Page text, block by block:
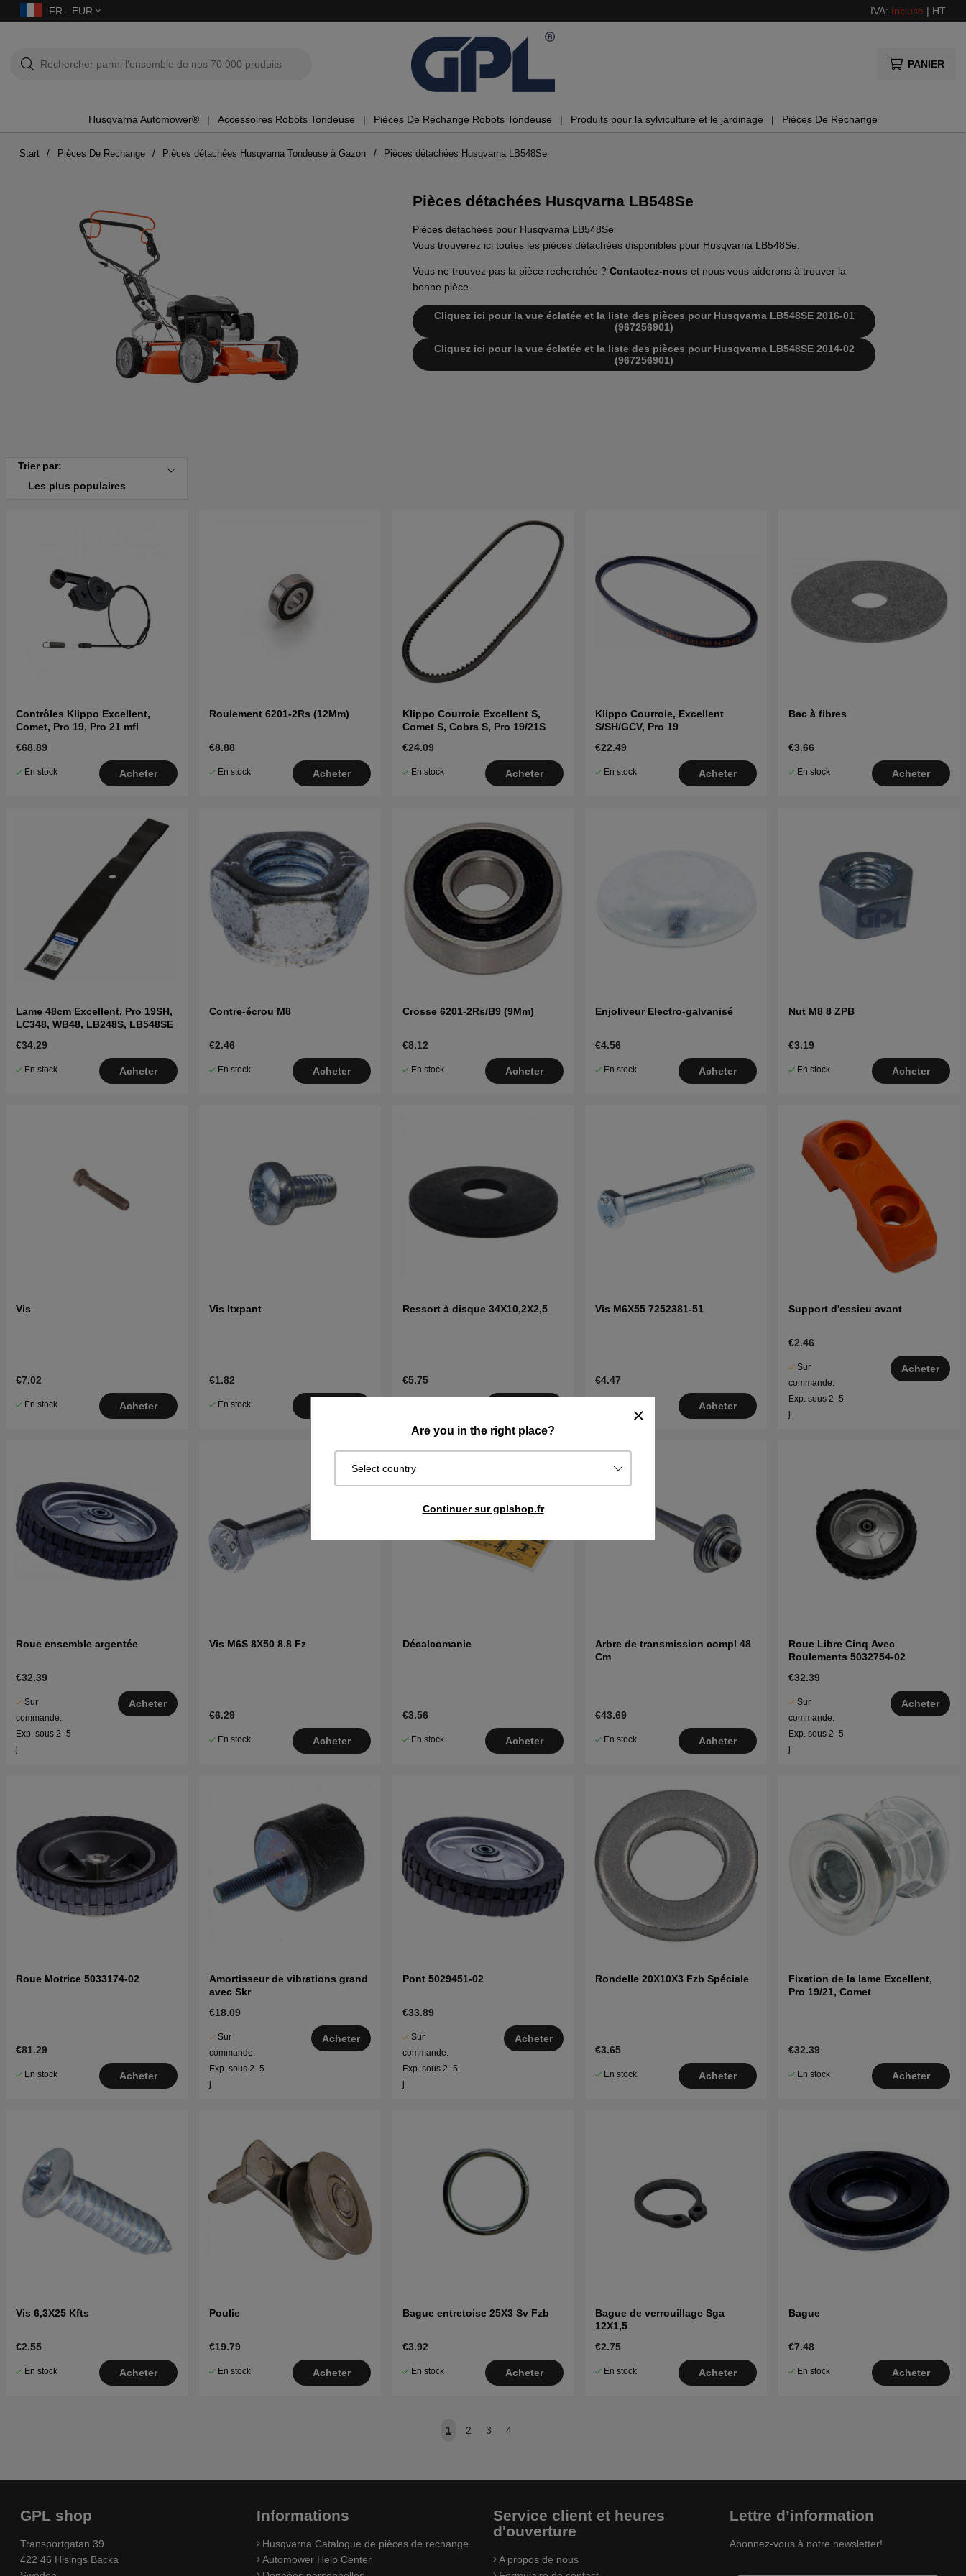
FR - EUR IVA: Incluse | HT
PANIER
Husqvarna Automower® Accessoires Robots Tondeuse Pièces De Rechange Robots Tondeuse Produits pour la sylviculture et le jardinage Pièces De Rechange
Are you in the right place?
Select country
Continuer sur gplshop.fr
Start Pièces De Rechange Pièces détachées Husqvarna Tondeuse à Gazon Pièces détachées Husqvarna LB548Se
Pièces détachées Husqvarna LB548Se
Pièces détachées pour Husqvarna LB548Se
Vous trouverez ici toutes les pièces détachées disponibles pour Husqvarna LB548Se.
Vous ne trouvez pas la pièce recherchée ? Contactez-nous et nous vous aiderons à trouver la
bonne pièce.
Cliquez ici pour la vue éclatée et la liste des pièces pour Husqvarna LB548SE 2016-01
(967256901)
Cliquez ici pour la vue éclatée et la liste des pièces pour Husqvarna LB548SE 2014-02
(967256901)
Trier par:
Les plus populaires
Contrôles Klippo Excellent,
Comet, Pro 19, Pro 21 mfl
€68.89
En stock Acheter
Roulement 6201-2Rs (12Mm)
€8.88
En stock Acheter
Klippo Courroie Excellent S,
Comet S, Cobra S, Pro 19/21S
€24.09
En stock Acheter
Klippo Courroie, Excellent
S/SH/GCV, Pro 19
€22.49
En stock Acheter
Bac à fibres
€3.66
En stock Acheter
Lame 48cm Excellent, Pro 19SH,
LC348, WB48, LB248S, LB548SE
€34.29
En stock Acheter
Contre-écrou M8
€2.46
En stock Acheter
Crosse 6201-2Rs/B9 (9Mm)
€8.12
En stock Acheter
Enjoliveur Electro-galvanisé
€4.56
En stock Acheter
Nut M8 8 ZPB
€3.19
En stock Acheter
Vis
€7.02
En stock Acheter
Vis Itxpant
€1.82
En stock
Ressort à disque 34X10,2X2,5
€5.75
Vis M6X55 7252381-51
€4.47
Acheter
Support d'essieu avant
€2.46
Sur
commande.
Exp. sous 2–5
j
Acheter
Roue ensemble argentée
€32.39
Sur
commande.
Exp. sous 2–5
j
Acheter
Vis M6S 8X50 8.8 Fz
€6.29
En stock Acheter
Décalcomanie
€3.56
En stock Acheter
Arbre de transmission compl 48
Cm
€43.69
En stock Acheter
Roue Libre Cinq Avec
Roulements 5032754-02
€32.39
Sur
commande.
Exp. sous 2–5
j
Acheter
Roue Motrice 5033174-02
€81.29
En stock Acheter
Amortisseur de vibrations grand
avec Skr
€18.09
Sur
commande.
Exp. sous 2–5
j
Acheter
Pont 5029451-02
€33.89
Sur
commande.
Exp. sous 2–5
j
Acheter
Rondelle 20X10X3 Fzb Spéciale
€3.65
En stock Acheter
Fixation de la lame Excellent,
Pro 19/21, Comet
€32.39
En stock Acheter
Vis 6,3X25 Kfts
€2.55
En stock Acheter
Poulie
€19.79
En stock Acheter
Bague entretoise 25X3 Sv Fzb
€3.92
En stock Acheter
Bague de verrouillage Sga
12X1,5
€2.75
En stock Acheter
Bague
€7.48
En stock Acheter
1 2 3 4
GPL shop
Transportgatan 39
422 46 Hisings Backa
Informations
Husqvarna Catalogue de pièces de rechange
Automower Help Center
Service client et heures
d'ouverture
A propos de nous
Lettre d’information
Abonnez-vous à notre newsletter!